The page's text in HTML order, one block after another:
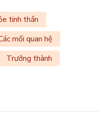
tinh thần
mối quan hệ
Trưởng thành